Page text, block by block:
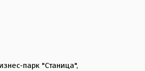
парк "Станица",